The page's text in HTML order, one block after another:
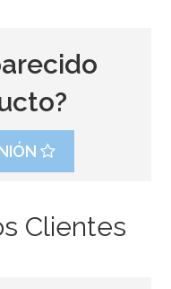
Clientes